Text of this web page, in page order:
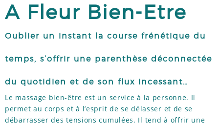
TÉMOIGNAGES
A Fleur Bien-Etre
Oublier un instant la course frénétique du
temps, s’offrir une parenthèse déconnectée
du quotidien et de son flux incessant…
Le massage bien-être est un service à la personne. Il
permet au corps et à l’esprit de se délasser et de se
débarrasser des tensions cumulées. Il tend à offrir une